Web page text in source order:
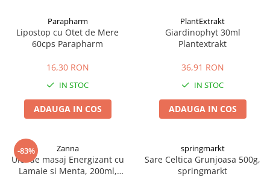
Sanatatea ochilor
Hepato-biliare
Glanda tiroida
Probleme renale
Prostata, urologie
Sistemul osos
Produse naturiste
Indulcitori
Miere
Bomboane
Gume de mestecat
Siropuri, gemuri
Ciocolata
Miere Manuka
Mancare sanatoasa
Geluri de dus naturale
Vopsele
Produse de uz casnic
Produse pentru bucatarie
Produse igienizare
Deodorante
Igiena orala
Protectie antivirala
Sare de baie
Parapharm
Lipostop cu Otet de Mere
60cps Parapharm
16,30 RON
IN STOC
ADAUGA IN COS
PlantExtrakt
Giardinophyt 30ml
Plantextrakt
36,91 RON
IN STOC
ADAUGA IN COS
-83% Zanna
Ulei de masaj Energizant cu
Lamaie si Menta, 200ml,
springmarkt
Sare Celtica Grunjoasa 500g,
springmarkt